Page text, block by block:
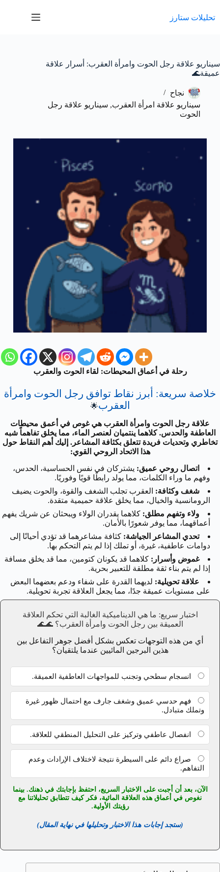
المحتوى
تحليلات ستارز
سيناريو علاقة رجل الحوت وامرأة العقرب: أسرار علاقة
عميقة🌊
نجاح
سيناريو علاقة امرأة العقرب, سيناريو علاقة رجل
الحوت
رحلة في أعماق المحيطات: لقاء الحوت والعقرب
خلاصة سريعة: أبرز نقاط توافق رجل الحوت وامرأة
العقرب🌟
علاقة رجل الحوت وامرأة العقرب هي غوص في أعمق محيطات
العاطفة والحدس. كلاهما ينتميان لعنصر الماء، مما يخلق تفاهماً شبه
تخاطري وتحديات فريدة تتعلق بكثافة المشاعر. إليك أهم النقاط حول
هذا الاتحاد الروحي القوي:
اتصال روحي عميق: يشتركان في نفس الحساسية، الحدس،
وفهم ما وراء الكلمات، مما يولد رابطًا قويًا وفوريًا.
شغف وكثافة: العقرب تجلب الشغف والقوة، والحوت يضيف
الرومانسية والخيال، مما يخلق علاقة حميمية متقدة.
ولاء وتفهم مطلق: كلاهما يقدران الولاء ويبحثان عن شريك يفهم
أعماقهما، مما يوفر شعورًا بالأمان.
تحدي المشاعر الجياشة: كثافة مشاعرهما قد تؤدي أحيانًا إلى
دوامات عاطفية، غيرة، أو تملك إذا لم يتم التحكم بها.
غموض وأسرار: كلاهما قد يكونان كتومين، مما قد يخلق مسافة
إذا لم يتم بناء ثقة مطلقة للتعبير بحرية.
علاقة تحويلية: لديهما القدرة على شفاء ودعم بعضهما البعض
على مستويات عميقة جدًا، مما يجعل العلاقة تجربة تحويلية.
اختبار سريع: ما هي الديناميكية الغالبة التي تحكم العلاقة
العميقة بين رجل الحوت وامرأة العقرب؟🌊🌊
أي من هذه التوجهات تعكس بشكل أفضل جوهر التفاعل بين
هذين البرجين المائيين عندما يلتقيان؟
انسجام سطحي وتجنب للمواجهات العاطفية العميقة.
فهم حدسي عميق وشغف جارف مع احتمال ظهور غيرة
وتملك متبادل.
انفصال عاطفي وتركيز على التحليل المنطقي للعلاقة.
صراع دائم على السيطرة نتيجة لاختلاف الإرادات وعدم
التفاهم.
الآن، بعد أن أجبت على الاختبار السريع، احتفظ بإجابتك في ذهنك. بينما
نغوص في أعماق هذه العلاقة المائية، فكر كيف تتطابق تحليلاتنا مع
رؤيتك الأولية.
(ستجد إجابات هذا الاختبار وتحليلها في نهاية المقال)